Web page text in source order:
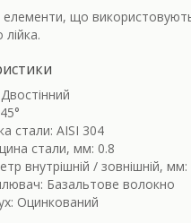
елементи, що
лійка.
стали: AISI 304
стали, мм: 0.8
внутрішній / зовнішній,
Базальтове волокно
Оцинкований